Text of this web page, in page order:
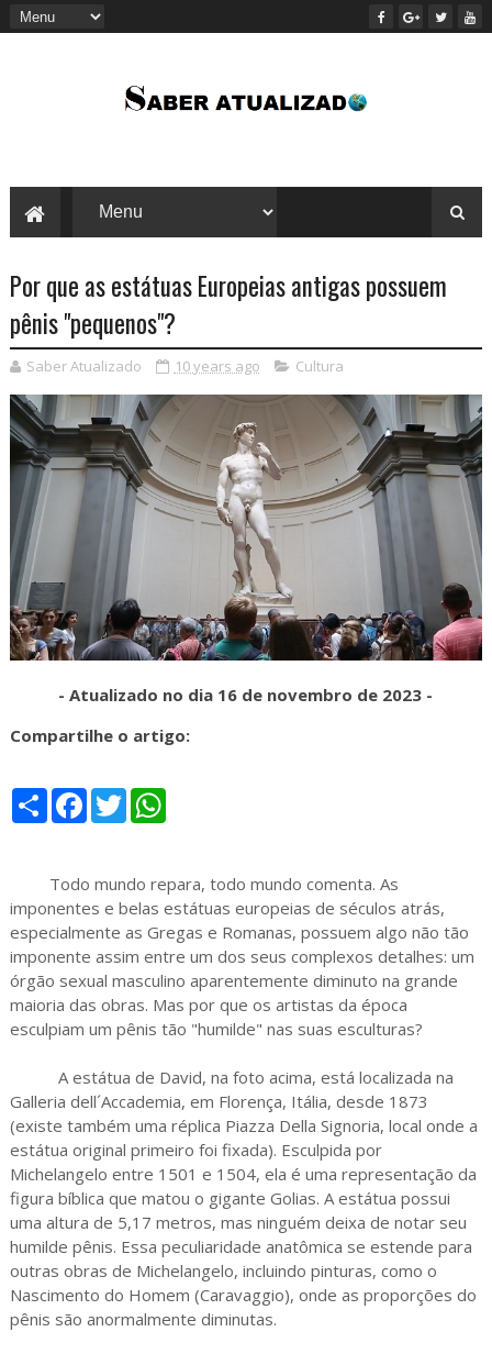
Por que as estátuas Europeias antigas possuem
pênis "pequenos"?
Saber Atualizado 10 years ago Cultura
- Atualizado no dia 16 de novembro de 2023 -
Compartilhe o artigo:
S
F
o
o
k
T
w
e
r
W
A
p
p
Todo mundo repara, todo mundo comenta. As
imponentes e belas estátuas europeias de séculos atrás,
especialmente as Gregas e Romanas, possuem algo não tão
imponente assim entre um dos seus complexos detalhes: um
órgão sexual masculino aparentemente diminuto na grande
maioria das obras. Mas por que os artistas da época
esculpiam um pênis tão "humilde" nas suas esculturas?
A estátua de David, na foto acima, está localizada na
Galleria dell´Accademia, em Florença, Itália, desde 1873
(existe também uma réplica Piazza Della Signoria, local onde a
estátua original primeiro foi fixada). Esculpida por
Michelangelo entre 1501 e 1504, ela é uma representação da
figura bíblica que matou o gigante Golias. A estátua possui
uma altura de 5,17 metros, mas ninguém deixa de notar seu
humilde pênis. Essa peculiaridade anatômica se estende para
outras obras de Michelangelo, incluindo pinturas, como o
Nascimento do Homem (Caravaggio), onde as proporções do
pênis são anormalmente diminutas.